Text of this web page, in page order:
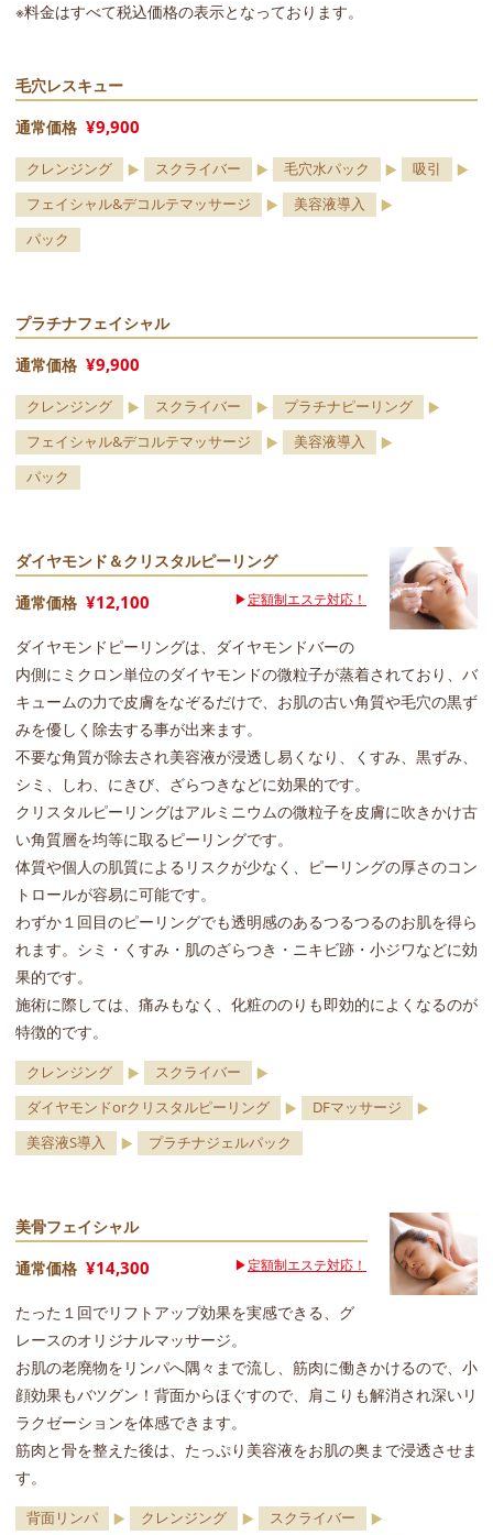
※料金はすべて税込価格の表示となっております。
毛穴レスキュー
通常価格 ¥9,900
クレンジング スクライバー 毛穴水パック
吸引
フェイシャル&デコルテマッサージ
美容液導入
パック
プラチナフェイシャル
通常価格 ¥9,900
クレンジング スクライバー
プラチナピーリング
フェイシャル&デコルテマッサージ
美容液導入
パック
ダイヤモンド＆クリスタルピーリング
通常価格 ¥12,100 ▶定額制エステ対応！
ダイヤモンドピーリングは、ダイヤモンドバーの
内側にミクロン単位のダイヤモンドの微粒子が蒸着されており、バ
キュームの力で皮膚をなぞるだけで、お肌の古い角質や毛穴の黒ず
みを優しく除去する事が出来ます。
不要な角質が除去され美容液が浸透し易くなり、くすみ、黒ずみ、
シミ、しわ、にきび、ざらつきなどに効果的です。
クリスタルピーリングはアルミニウムの微粒子を皮膚に吹きかけ古
い角質層を均等に取るピーリングです。
体質や個人の肌質によるリスクが少なく、ピーリングの厚さのコン
トロールが容易に可能です。
わずか１回目のピーリングでも透明感のあるつるつるのお肌を得ら
れます。シミ・くすみ・肌のざらつき・ニキビ跡・小ジワなどに効
果的です。
施術に際しては、痛みもなく、化粧ののりも即効的によくなるのが
特徴的です。
クレンジング
スクライバー
ダイヤモンドorクリスタルピーリング
DFマッサージ
美容液S導入
プラチナジェルパック
美骨フェイシャル
通常価格 ¥14,300 ▶定額制エステ対応！
たった１回でリフトアップ効果を実感できる、グ
レースのオリジナルマッサージ。
お肌の老廃物をリンパへ隅々まで流し、筋肉に働きかけるので、小
顔効果もバツグン！背面からほぐすので、肩こりも解消され深いリ
ラクゼーションを体感できます。
筋肉と骨を整えた後は、たっぷり美容液をお肌の奥まで浸透させま
す。
背面リンパ クレンジング
スクライバー